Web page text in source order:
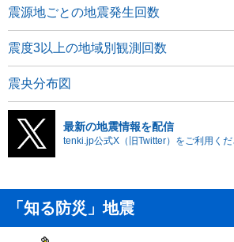
震源地ごとの地震発生回数
震度3以上の地域別観測回数
震央分布図
最新の地震情報を配信
tenki.jp公式X（旧Twitter）をご利用くだ
「知る防災」地震